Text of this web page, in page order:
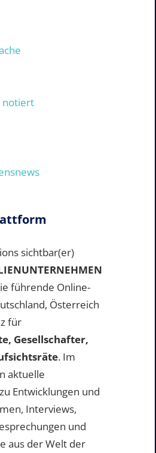
notiert
sichtbar(er)
führende Online-
Österreich
für
Gesellschafter,
. Im
aktuelle
Entwicklungen und
Interviews,
und
aus der Welt der